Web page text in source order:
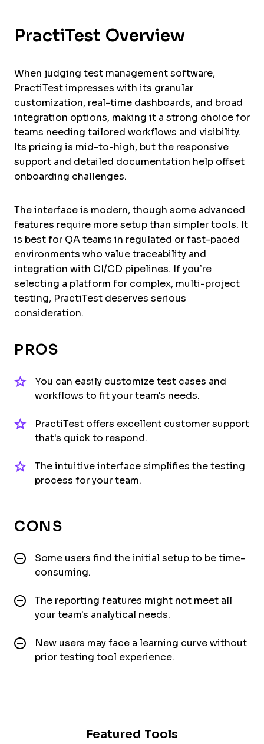
PractiTest Overview
When judging test management software,
PractiTest impresses with its granular
customization, real-time dashboards, and broad
integration options, making it a strong choice for
teams needing tailored workflows and visibility.
Its pricing is mid-to-high, but the responsive
support and detailed documentation help offset
onboarding challenges.
The interface is modern, though some advanced
features require more setup than simpler tools. It
is best for QA teams in regulated or fast-paced
environments who value traceability and
integration with CI/CD pipelines. If you’re
selecting a platform for complex, multi-project
testing, PractiTest deserves serious
consideration.
PROS
You can easily customize test cases and
workflows to fit your team's needs.
PractiTest offers excellent customer support
that's quick to respond.
The intuitive interface simplifies the testing
process for your team.
CONS
Some users find the initial setup to be time-
consuming.
The reporting features might not meet all
your team's analytical needs.
New users may face a learning curve without
prior testing tool experience.
Featured Tools